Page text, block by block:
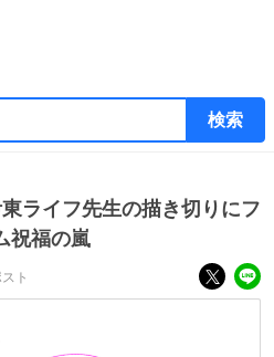
検索
ライフ先生の描き切りにフ
祝福の嵐
ト